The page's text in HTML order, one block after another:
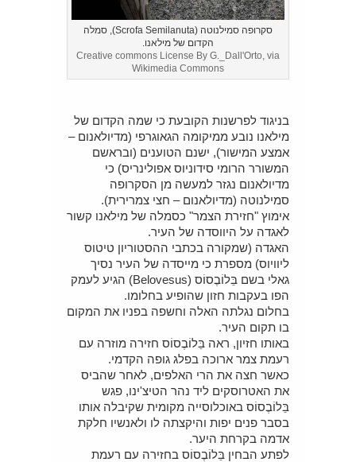
סקרופה סמילנוטה (Scrofa Semilanuta), סמלה
הקדום של מילאנו.
Creative commons License By G._Dall'Orto, via
Wikimedia Commons
בניגוד לפרשנות הקובעת כי שמה הקדום של
מילאנו נובע ממיקומה הגאוגרפי (מדיולאנום –
אמצע המישור), ישנם הטוענים (ובראשם
המשורר הרומי סידוניוס אפולינריס) כי
מדיולאנום נגזר למעשה מן הסקרופה
סמילנוטה (מדיולאנום – חצי צמרירית).
אימוץ "חזירת הצמר" כסמלה של מילאנו קשור
לאגדה על היווסדה של העיר.
האגדה (שמקורה בכתבי ההסטוריון טיטוס
ליוויוס) מספרת כי מייסדה של העיר נסיך
גאלי בשם בֵּלוֹבֶסוֹס (Belovesus) הגיע לעמק
הפו בעקבות חזון שהופיע בחלומו.
בחלום נגלתה האלה וחשפה בפניו את המקום
בו תקום העיר.
באותו חזיון, ראה בֵּלוֹבֶסוֹס חזירה מוזרה עם
רעמת צמר ארוכה בפלג גופה הקדמי.
כאשר חצה את הרי האלפים, לאחר שהביס
את האטרוסקים ליד נהר הטיצ'ינו, פגש
בֵּלוֹבֶסוֹס באוכלוסייה מקומית שקיבלה אותו
בסבר פנים יפות והיקצתה לו ולאנשיו חלקת
אדמה בקרחת היער.
לפתע הבחין בֵּלוֹבֶסוֹס בחזירה עם רעמת